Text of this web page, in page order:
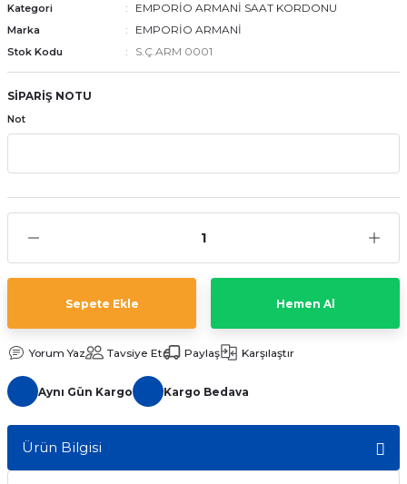
Pili
Kordonları
Kategori EMPORİO ARMANİ SAAT KORDONU
Marka EMPORİO ARMANİ
Stok Kodu S.Ç.ARM 0001
SİPARİŞ NOTU
Not
Sepete Ekle Hemen Al
Yorum Yaz Tavsiye Et Paylaş Karşılaştır
Aynı Gün Kargo Kargo Bedava
Ürün Bilgisi